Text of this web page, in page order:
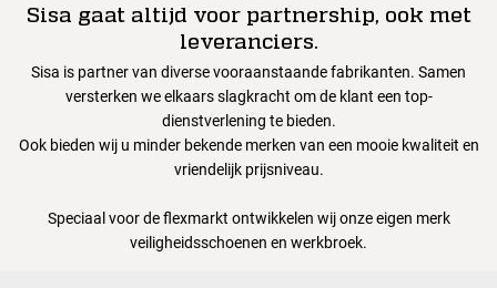
Sisa gaat altijd voor partnership, ook met
leveranciers.
Sisa is partner van diverse vooraanstaande fabrikanten. Samen
versterken we elkaars slagkracht om de klant een top-
dienstverlening te bieden.
Ook bieden wij u minder bekende merken van een mooie kwaliteit en
vriendelijk prijsniveau.
Speciaal voor de flexmarkt ontwikkelen wij onze eigen merk
veiligheidsschoenen en werkbroek.